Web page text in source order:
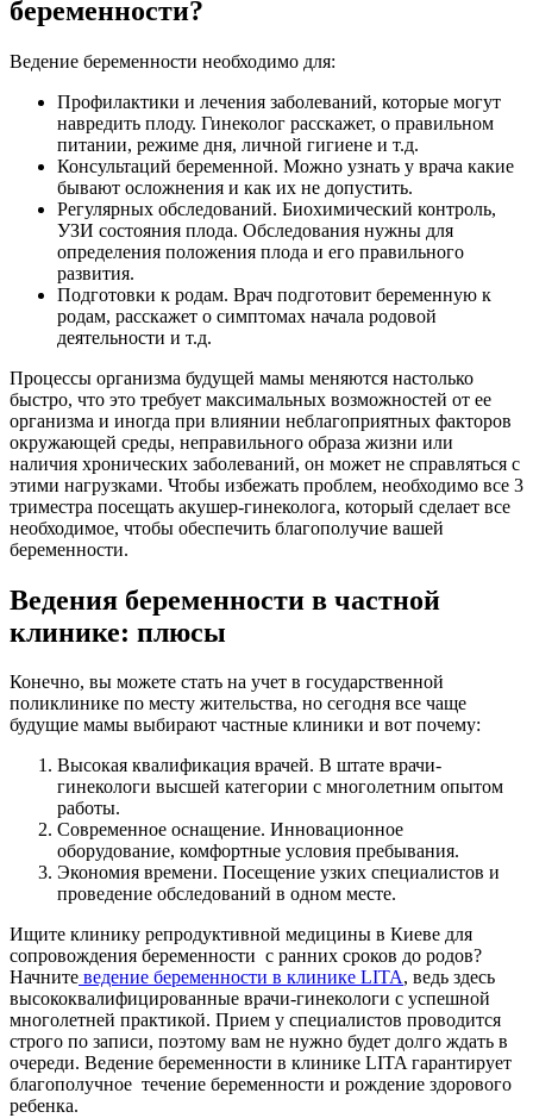
беременности?
Ведение беременности необходимо для:
Профилактики и лечения заболеваний, которые могут
навредить плоду. Гинеколог расскажет, о правильном
питании, режиме дня, личной гигиене и т.д.
Консультаций беременной. Можно узнать у врача какие
бывают осложнения и как их не допустить.
Регулярных обследований. Биохимический контроль,
УЗИ состояния плода. Обследования нужны для
определения положения плода и его правильного
развития.
Подготовки к родам. Врач подготовит беременную к
родам, расскажет о симптомах начала родовой
деятельности и т.д.
Процессы организма будущей мамы меняются настолько
быстро, что это требует максимальных возможностей от ее
организма и иногда при влиянии неблагоприятных факторов
окружающей среды, неправильного образа жизни или
наличия хронических заболеваний, он может не справляться с
этими нагрузками. Чтобы избежать проблем, необходимо все 3
триместра посещать акушер-гинеколога, который сделает все
необходимое, чтобы обеспечить благополучие вашей
беременности.
Ведения беременности в частной
клинике: плюсы
Конечно, вы можете стать на учет в государственной
поликлинике по месту жительства, но сегодня все чаще
будущие мамы выбирают частные клиники и вот почему:
Высокая квалификация врачей. В штате врачи-
гинекологи высшей категории с многолетним опытом
работы.
Современное оснащение. Инновационное
оборудование, комфортные условия пребывания.
Экономия времени. Посещение узких специалистов и
проведение обследований в одном месте.
Ищите клинику репродуктивной медицины в Киеве для
сопровождения беременности с ранних сроков до родов?
Начните ведение беременности в клинике LITA, ведь здесь
высококвалифицированные врачи-гинекологи с успешной
многолетней практикой. Прием у специалистов проводится
строго по записи, поэтому вам не нужно будет долго ждать в
очереди. Ведение беременности в клинике LITA гарантирует
благополучное течение беременности и рождение здорового
ребенка.